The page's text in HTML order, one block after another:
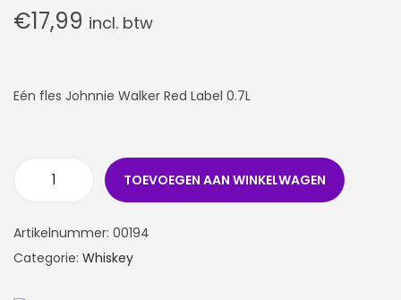
€17,99 incl. btw
Eén fles Johnnie Walker Red Label 0.7L
TOEVOEGEN AAN WINKELWAGEN
Artikelnummer: 00194
Categorie: Whiskey